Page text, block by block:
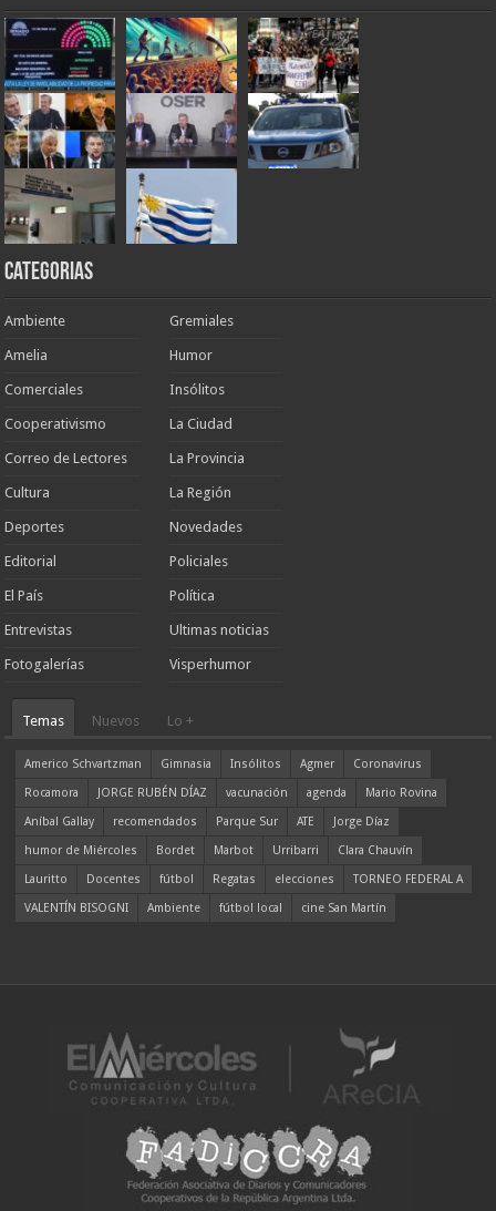
Categorias
Ambiente
Amelia
Comerciales
Cooperativismo
Correo de Lectores
Cultura
Deportes
Editorial
El País
Entrevistas
Fotogalerías
Gremiales
Humor
Insólitos
La Ciudad
La Provincia
La Región
Novedades
Policiales
Política
Ultimas noticias
Visperhumor
Temas Nuevos Lo +
Americo Schvartzman Gimnasia Insólitos Agmer
Coronavirus
Rocamora
JORGE RUBÉN DÍAZ vacunación agenda
Mario Rovina
Aníbal Gallay
recomendados Parque Sur ATE
Jorge Díaz
humor de Miércoles
Bordet Marbot Urribarri
Clara Chauvín
Lauritto
Docentes fútbol Regatas elecciones
TORNEO FEDERAL A
VALENTÍN BISOGNI
Ambiente fútbol local cine San Martín